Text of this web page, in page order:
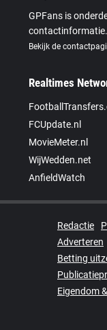
GPFans is
contactinformatie.
Bekijk de
Realtimes
FCUpdate.nl
MovieMeter.nl
WijWedden.net
AnfieldWatch
Redactie
Adverteren
Betting
Eigendom